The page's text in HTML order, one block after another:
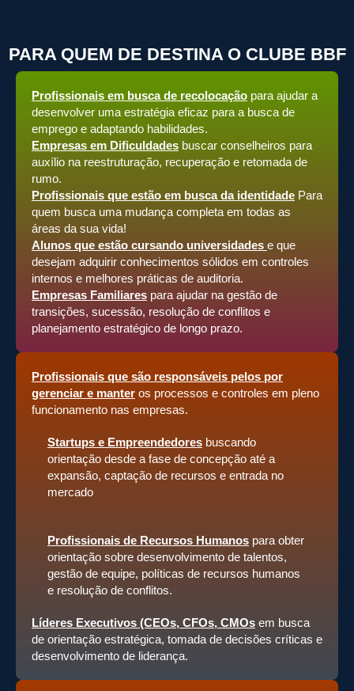
PARA QUEM DE DESTINA O CLUBE BBF
Profissionais em busca de recolocação para ajudar a
desenvolver uma estratégia eficaz para a busca de
emprego e adaptando habilidades.
Empresas em Dificuldades buscar conselheiros para
auxílio na reestruturação, recuperação e retomada de
rumo.
Profissionais que estão em busca da identidade Para
quem busca uma mudança completa em todas as
áreas da sua vida!
Alunos que estão cursando universidades e que
desejam adquirir conhecimentos sólidos em controles
internos e melhores práticas de auditoria.
Empresas Familiares para ajudar na gestão de
transições, sucessão, resolução de conflitos e
planejamento estratégico de longo prazo.
Profissionais que são responsáveis pelos por
gerenciar e manter os processos e controles em pleno
funcionamento nas empresas.
Startups e Empreendedores buscando
orientação desde a fase de concepção até a
expansão, captação de recursos e entrada no
mercado
Profissionais de Recursos Humanos para obter
orientação sobre desenvolvimento de talentos,
gestão de equipe, políticas de recursos humanos
e resolução de conflitos.
Líderes Executivos (CEOs, CFOs, CMOs em busca
de orientação estratégica, tomada de decisões críticas e
desenvolvimento de liderança.